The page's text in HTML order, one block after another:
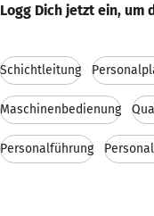
Logg Dich jetzt ein, um
Schichtleitung
Maschinenbedienung
Personalführung